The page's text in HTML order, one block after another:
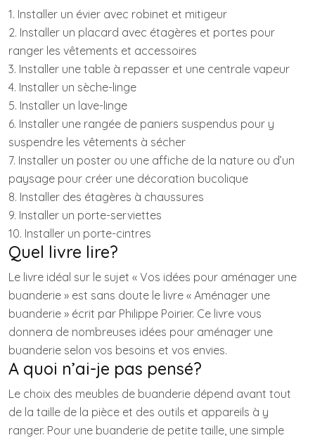
1. Installer un évier avec robinet et mitigeur
2. Installer un placard avec étagères et portes pour
ranger les vêtements et accessoires
3. Installer une table à repasser et une centrale vapeur
4. Installer un sèche-linge
5. Installer un lave-linge
6. Installer une rangée de paniers suspendus pour y
suspendre les vêtements à sécher
7. Installer un poster ou une affiche de la nature ou d’un
paysage pour créer une décoration bucolique
8. Installer des étagères à chaussures
9. Installer un porte-serviettes
10. Installer un porte-cintres
Quel livre lire?
Le livre idéal sur le sujet « Vos idées pour aménager une
buanderie » est sans doute le livre « Aménager une
buanderie » écrit par Philippe Poirier. Ce livre vous
donnera de nombreuses idées pour aménager une
buanderie selon vos besoins et vos envies.
A quoi n’ai-je pas pensé?
Le choix des meubles de buanderie dépend avant tout
de la taille de la pièce et des outils et appareils à y
ranger. Pour une buanderie de petite taille, une simple